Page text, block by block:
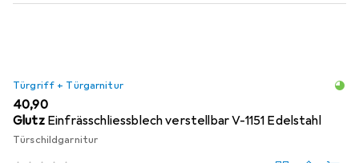
Türgriff + Türgarnitur
EUR
40,90
Glutz Einfrässchliessblech verstellbar V-1151 Edelstahl
Türschildgarnitur